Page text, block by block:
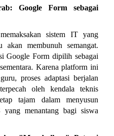
Google Form sebagai
sistem IT yang
membunuh semangat.
Google Form dipilih sebagai
Karena platform ini
proses adaptasi berjalan
oleh kendala teknis
tajam dalam menyusun
menantang bagi siswa